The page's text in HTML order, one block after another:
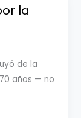
la
de la
años — no